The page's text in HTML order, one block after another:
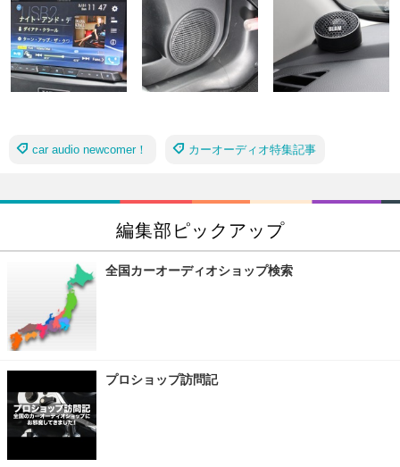
car audio newcomer！ カーオーディオ特集記事
編集部ピックアップ
全国カーオーディオショップ検索
プロショップ訪問記